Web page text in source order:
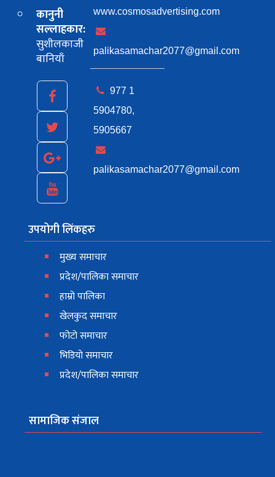
कानुनी
सल्लाहकार:
सुशीलकाजी
बानियाँ
www.cosmosadvertising.com
palikasamachar2077@gmail.com
977 1
5904780,
5905667
palikasamachar2077@gmail.com
उपयोगी लिंकहरु
मुख्य समाचार
प्रदेश/पालिका समाचार
हाम्रो पालिका
खेलकुद समाचार
फोटो समाचार
भिडियो समाचार
प्रदेश/पालिका समाचार
सामाजिक संजाल